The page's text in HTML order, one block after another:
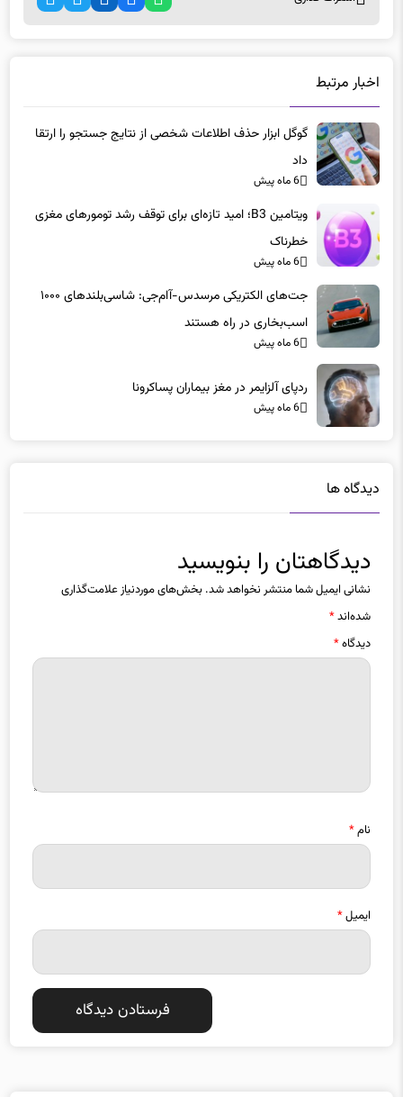
اخبار مرتبط
گوگل ابزار حذف اطلاعات شخصی از نتایج جستجو را ارتقا
داد
6 ماه پیش
ویتامین B3؛ امید تازه‌ای برای توقف رشد تومورهای مغزی
خطرناک
6 ماه پیش
جت‌های الکتریکی مرسدس-آام‌جی: شاسی‌بلندهای ۱۰۰۰
اسب‌بخاری در راه هستند
6 ماه پیش
ردپای آلزایمر در مغز بیماران پساکرونا
6 ماه پیش
دیدگاه ها
دیدگاهتان را بنویسید
نشانی ایمیل شما منتشر نخواهد شد. بخش‌های موردنیاز علامت‌گذاری
شده‌اند*
دیدگاه*
نام*
ایمیل*